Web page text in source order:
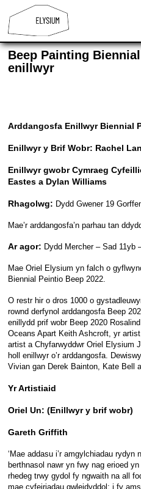
Beep Painting
enillwyr
Arddangosfa Enillwyr Biennial
Enillwyr y Brif Wobr: Rachel
Enillwyr gwobr Cymraeg
Eastes a Dylan Williams
Rhagolwg: Dydd Gwener 19
Mae’r arddangosfa’n parhau tan
Ar agor: Dydd Mercher – Sad 11yb
Mae Oriel Elysium yn falch o
Biennial Peintio Beep 2022.
O restr hir o dros 1000 o
rownd derfynol arddangosfa Beep
enillydd prif wobr Beep 2020
Oceans Apart Keith Ashcroft, yr
artist a Chyfarwyddwr Oriel Elysium
holl enillwyr o’r arddangosfa.
Vivian gan Derek Bainton, Kate Bell
Yr Artistiaid
Oriel Un: (Enillwyr y brif wobr)
Gareth Griffith
‘Mae addasu i’r amgylchiadau
berthnasol nawr yn fwy nag erioed
rhedeg trwy gydol fy ngwaith na all
mae cyfeiriadau gwleidyddol; i fy